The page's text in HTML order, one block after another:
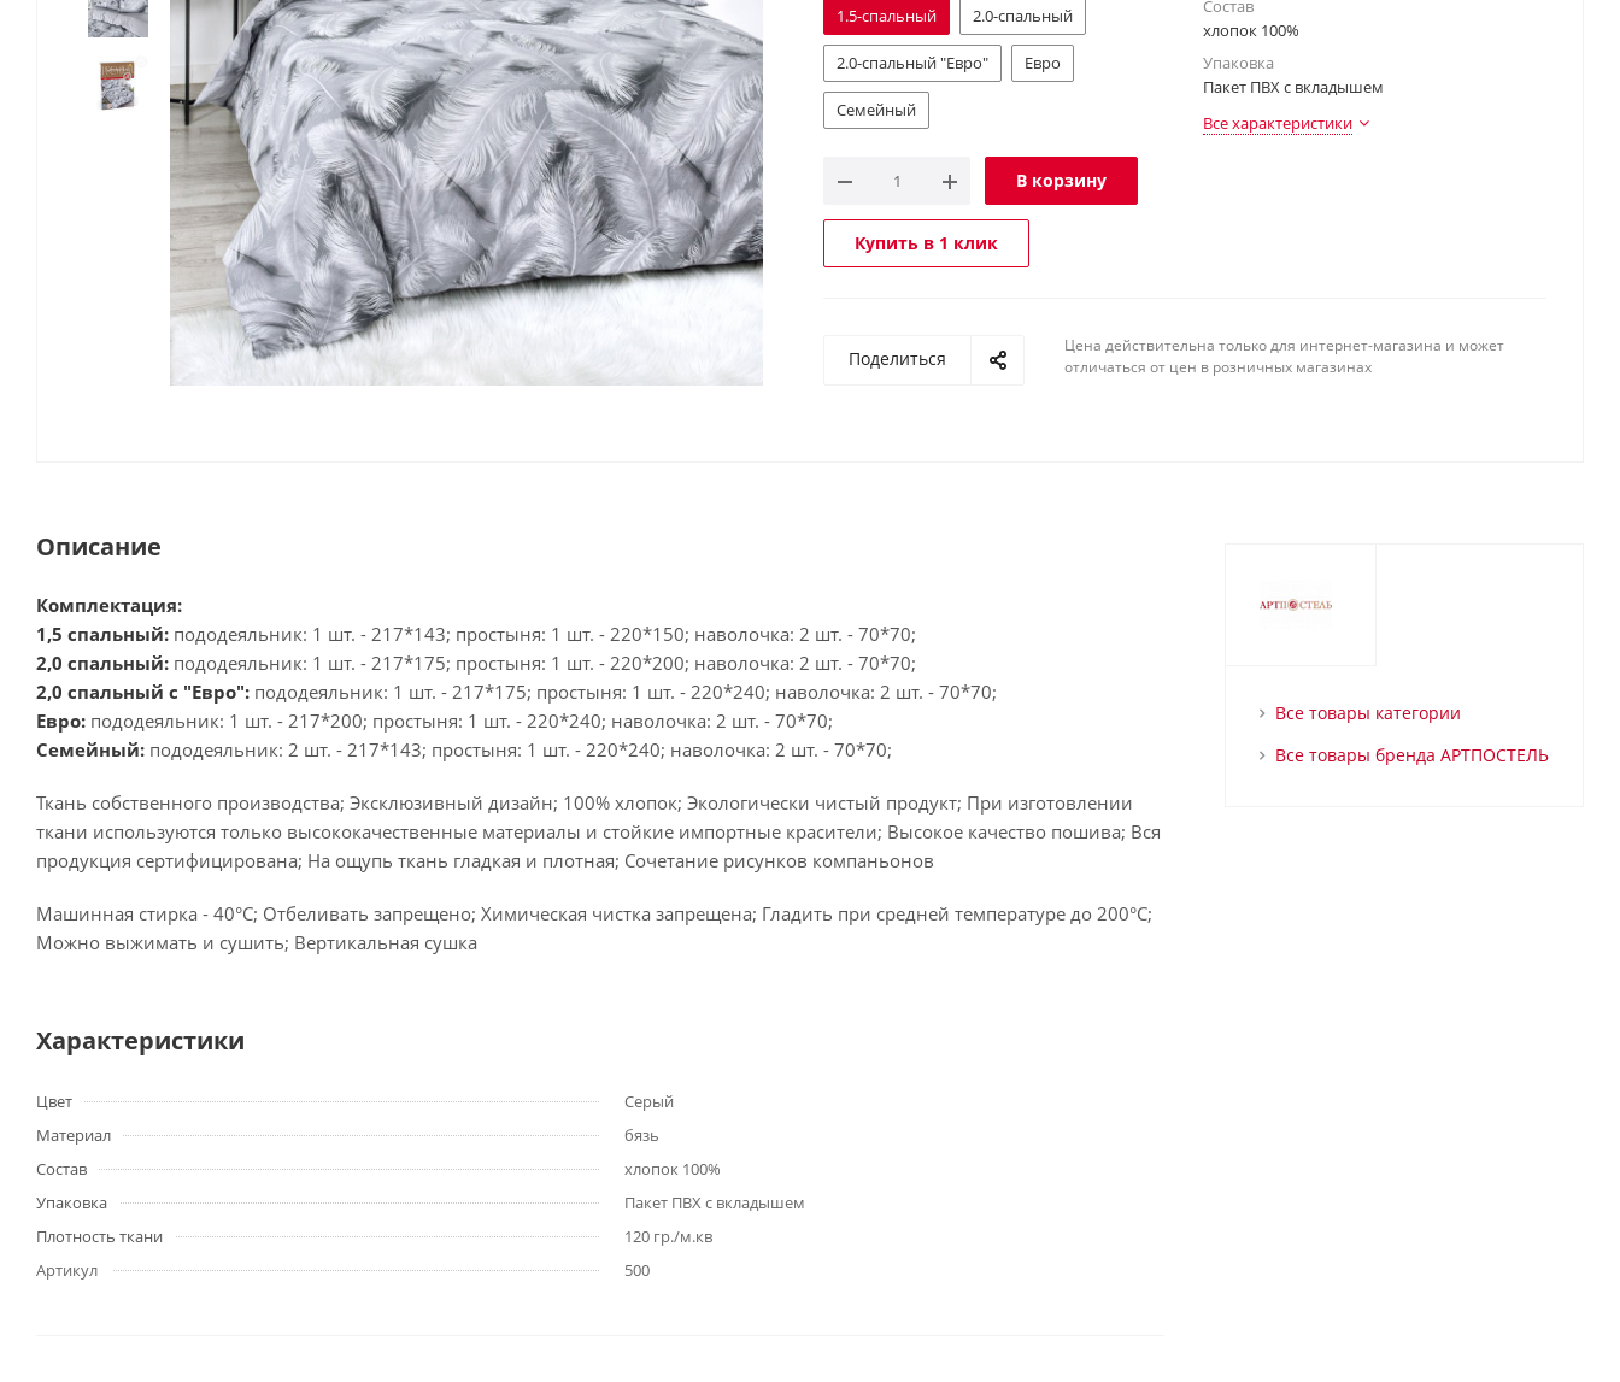
1.5-спальный
2.0-спальный
2.0-спальный "Евро" Евро
Семейный
В корзину
Купить в 1 клик
Состав
хлопок 100%
Упаковка
Пакет ПВХ с вкладышем
Все характеристики
Поделиться
Цена действительна только для интернет-магазина и может
отличаться от цен в розничных магазинах
Описание
Комплектация:
1,5 спальный: пододеяльник: 1 шт. - 217*143; простыня: 1 шт. - 220*150; наволочка: 2 шт. - 70*70;
2,0 спальный: пододеяльник: 1 шт. - 217*175; простыня: 1 шт. - 220*200; наволочка: 2 шт. - 70*70;
2,0 спальный с "Евро": пододеяльник: 1 шт. - 217*175; простыня: 1 шт. - 220*240; наволочка: 2 шт. - 70*70;
Евро: пододеяльник: 1 шт. - 217*200; простыня: 1 шт. - 220*240; наволочка: 2 шт. - 70*70;
Семейный: пододеяльник: 2 шт. - 217*143; простыня: 1 шт. - 220*240; наволочка: 2 шт. - 70*70;
Ткань собственного производства; Эксклюзивный дизайн; 100% хлопок; Экологически чистый продукт; При изготовлении
ткани используются только высококачественные материалы и стойкие импортные красители; Высокое качество пошива; Вся
продукция сертифицирована; На ощупь ткань гладкая и плотная; Сочетание рисунков компаньонов
Машинная стирка - 40°C; Отбеливать запрещено; Химическая чистка запрещена; Гладить при средней температуре до 200°С;
Можно выжимать и сушить; Вертикальная сушка
Характеристики
Цвет
Серый
Материал
бязь
Состав
хлопок 100%
Упаковка
Пакет ПВХ с вкладышем
Плотность ткани
120 гр./м.кв
Артикул
500
Все товары категории
Все товары бренда АРТПОСТЕЛЬ